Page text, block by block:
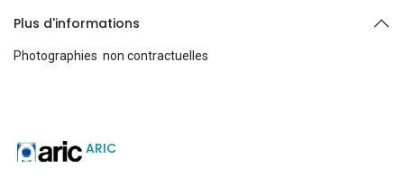
Plus d'informations
Photographies non contractuelles
ARIC